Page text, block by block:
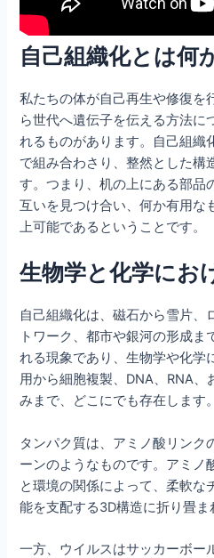
自己組織化とは何
私たちの体が自己再生や修復を
ら世代へ遺伝子を伝える方法に
れるものがあります。自己組織
で組み合わさり、整然とした構
す。つまり、机の上にある部品
互いを見つけ合い、何か有用な
上可能であるということです。
生物学と化学にお
自己組織化は、磁石から雪片、
トワーク、都市や銀河の形成ま
れる現象であり、生物学や化学
用から細胞複製、DNA、RNA
みまで、どこにでも存在します。
タンパク質は、アミノ酸リンク
ーンのようなものです。アミノ
と環境の関係によって、柔軟な
能を支配する3D構造に折り畳ま
一方、ウイルスはサッカーボー